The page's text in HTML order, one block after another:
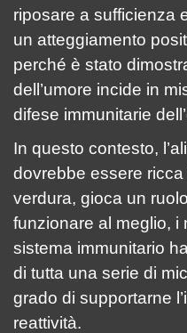
riposare a sufficienza
un atteggiamento
perché è stato
dell’umore incide in
difese immunitarie
In questo contesto,
dovrebbe essere
verdura, gioca un
funzionare al meglio, i
sistema immunitario
di tutta una serie di
grado di supportarne
reattività.